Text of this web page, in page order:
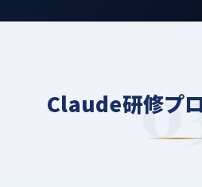
Claude研修プ